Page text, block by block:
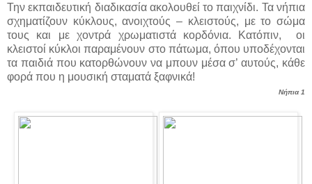
Την εκπαιδευτική διαδικασία ακολουθεί το παιχνίδι. Τα νήπια
σχηματίζουν κύκλους, ανοιχτούς – κλειστούς, με το σώμα
τους και με χοντρά χρωματιστά κορδόνια. Κατόπιν, οι
κλειστοί κύκλοι παραμένουν στο πάτωμα, όπου υποδέχονται
τα παιδιά που κατορθώνουν να μπουν μέσα σ’ αυτούς, κάθε
φορά που η μουσική σταματά ξαφνικά!
Νήπια 1